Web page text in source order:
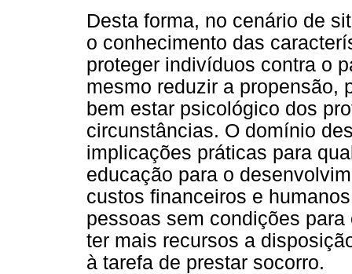
Desta forma, no cenário de
o conhecimento das
proteger indivíduos contra o
mesmo reduzir a propensão,
bem estar psicológico dos
circunstâncias. O domínio
implicações práticas para
educação para o
custos financeiros e
pessoas sem condições
ter mais recursos a
à tarefa de prestar socorro.